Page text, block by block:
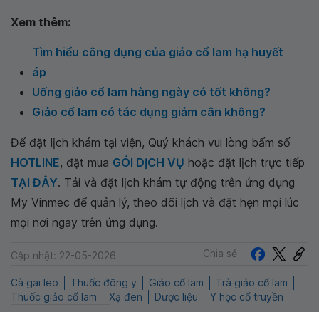
Xem thêm:
Tìm hiểu công dụng của giảo cổ lam hạ huyết
áp
Uống giảo cổ lam hàng ngày có tốt không?
Giảo cổ lam có tác dụng giảm cân không?
Để đặt lịch khám tại viện, Quý khách vui lòng bấm số
HOTLINE, đặt mua GÓI DỊCH VỤ hoặc đặt lịch trực tiếp
TẠI ĐÂY. Tải và đặt lịch khám tự động trên ứng dụng
My Vinmec để quản lý, theo dõi lịch và đặt hẹn mọi lúc
mọi nơi ngay trên ứng dụng.
Cập nhật: 22-05-2026 Chia sẻ
Cà gai leo Thuốc đông y Giảo cổ lam
Trà giảo cổ lam
Thuốc giảo cổ lam
Xạ đen Dược liệu Y học cổ truyền